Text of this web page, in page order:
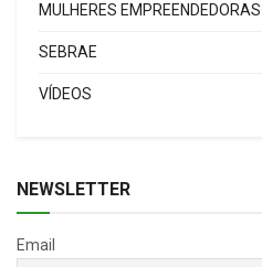
MULHERES EMPREENDEDORAS
SEBRAE
VÍDEOS
NEWSLETTER
Email